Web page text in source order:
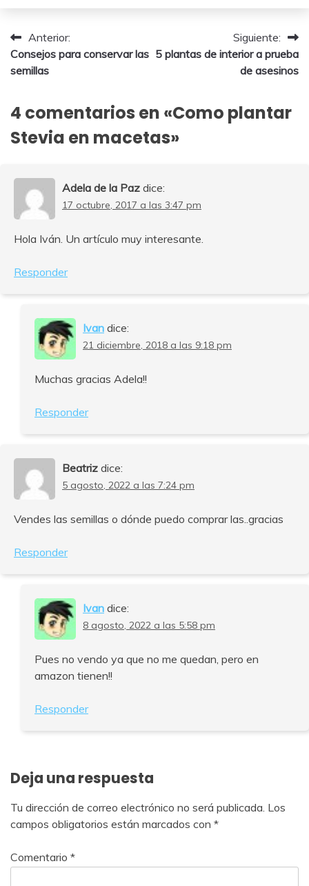
octubre,
Navegación
de
Anterior:
Consejos para conservar las
semillas
Siguiente:
5 plantas de interior a prueba
de asesinos
4 comentarios en «Como plantar
Stevia en macetas»
Adela de la Paz dice:
17 octubre, 2017 a las 3:47 pm
Hola Iván. Un artículo muy interesante.
Responder
Ivan dice:
21 diciembre, 2018 a las 9:18 pm
Muchas gracias Adela!!
Responder
Beatriz dice:
5 agosto, 2022 a las 7:24 pm
Vendes las semillas o dónde puedo comprar las..gracias
Responder
Ivan dice:
8 agosto, 2022 a las 5:58 pm
Pues no vendo ya que no me quedan, pero en
amazon tienen!!
Responder
Deja una respuesta
Tu dirección de correo electrónico no será publicada. Los
campos obligatorios están marcados con *
Comentario *